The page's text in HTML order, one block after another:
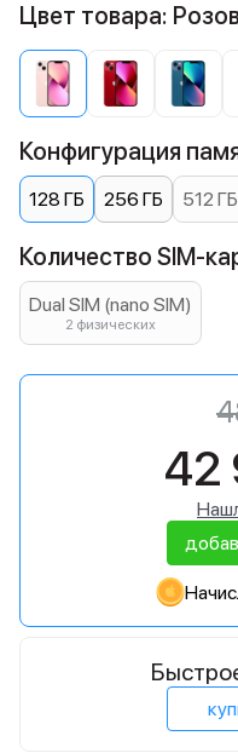
Цвет товара:
Конфигурация
128 ГБ 256 ГБ 512 ГБ
Количество SIM-
Dual SIM (nano SIM)
2 физических
42